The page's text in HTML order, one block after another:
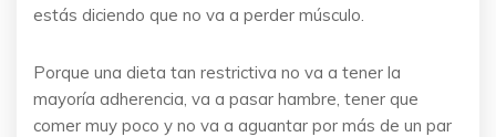
estás diciendo que no va a perder músculo.
Porque una dieta tan restrictiva no va a tener la
mayoría adherencia, va a pasar hambre, tener que
comer muy poco y no va a aguantar por más de un par